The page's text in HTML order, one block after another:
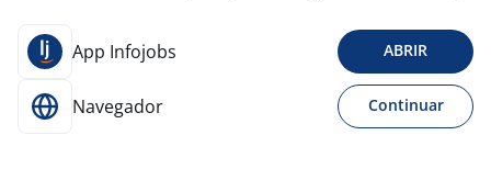
App Infojobs ABRIR
Navegador Continuar